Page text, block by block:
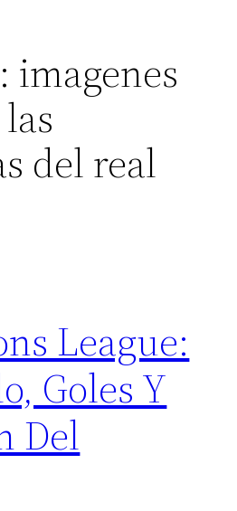
imagenes
del real
League:
Goles Y
Del